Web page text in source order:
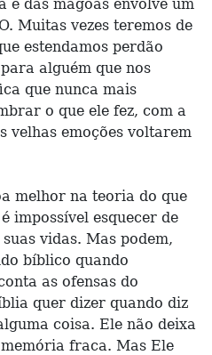
das mágoas envolve um
Muitas vezes teremos de
estendamos perdão
alguém que nos
que nunca mais
o que ele fez, com a
velhas emoções voltarem
melhor na teoria do que
impossível esquecer de
vidas. Mas podem,
bíblico quando
as ofensas do
quer dizer quando diz
coisa. Ele não deixa
fraca. Mas Ele